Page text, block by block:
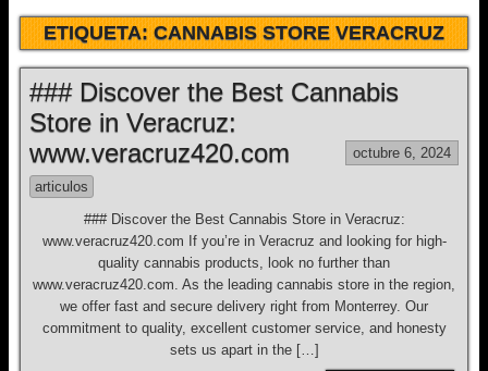
ETIQUETA:CANNABIS STORE VERACRUZ
### Discover the Best Cannabis
Store in Veracruz:
www.veracruz420.com
octubre 6, 2024
articulos
### Discover the Best Cannabis Store in Veracruz:
www.veracruz420.com If you’re in Veracruz and looking for high-
quality cannabis products, look no further than
www.veracruz420.com. As the leading cannabis store in the region,
we offer fast and secure delivery right from Monterrey. Our
commitment to quality, excellent customer service, and honesty
sets us apart in the […]